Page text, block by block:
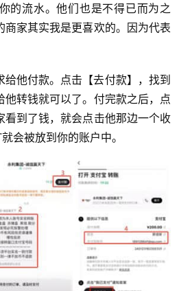
的流水。他们也是不得已而为之
商家其实我是更喜欢的。因为代表
给他付款。点击【去付款】，找到
他转钱就可以了。付完款之后，点
看到了钱，就会点击他那边一个收
会被放到你的账户中。